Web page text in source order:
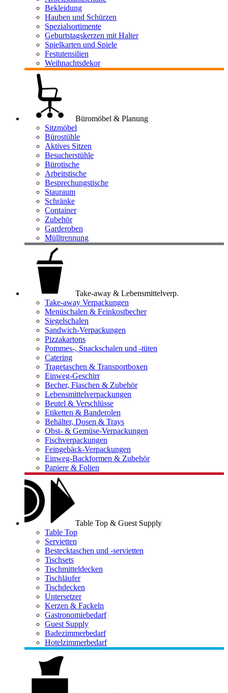
Bekleidung
Hauben und Schürzen
Spezialsortimente
Geburtstagskerzen mit Halter
Spielkarten und Spiele
Festutensilien
Weihnachtsdekor
Büromöbel & Planung
Sitzmöbel
Bürostühle
Aktives Sitzen
Besucherstühle
Bürotische
Arbeitstische
Besprechungstische
Stauraum
Schränke
Container
Zubehör
Garderoben
Mülltrennung
Take-away & Lebensmittelverp.
Take-away Verpackungen
Menüschalen & Feinkostbecher
Siegelschalen
Sandwich-Verpackungen
Pizzakartons
Pommes-, Snackschalen und -tüten
Catering
Tragetaschen & Transportboxen
Einweg-Geschirr
Becher, Flaschen & Zubehör
Lebensmittelverpackungen
Beutel & Verschlüsse
Etiketten & Banderolen
Behälter, Dosen & Trays
Obst- & Gemüse-Verpackungen
Fischverpackungen
Feingebäck-Verpackungen
Einweg-Backformen & Zubehör
Papiere & Folien
Table Top & Guest Supply
Table Top
Servietten
Bestecktaschen und -servietten
Tischsets
Tischmitteldecken
Tischläufer
Tischdecken
Untersetzer
Kerzen & Fackeln
Gastronomiebedarf
Guest Supply
Badezimmerbedarf
Hotelzimmerbedarf